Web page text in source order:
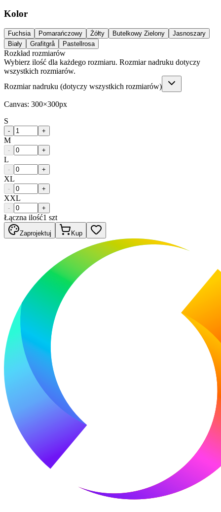
Kolor
Fuchsia Pomarańczowy Żółty Butelkowy Zielony
Jasnoszary
Biały
Grafitgrå Pastellrosa
Rozkład rozmiarów
Wybierz ilość dla każdego rozmiaru. Rozmiar nadruku dotyczy
wszystkich rozmiarów.
Rozmiar nadruku (dotyczy wszystkich rozmiarów)
Canvas: 300×300px
S
- +
M
- +
L
- +
XL
- +
XXL
- +
Łączna ilość1 szt
Zaprojektuj Kup